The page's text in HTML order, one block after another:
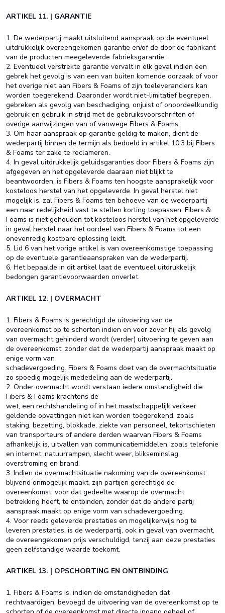
ARTIKEL 11. | GARANTIE
1. De wederpartij maakt uitsluitend aanspraak op de eventueel
uitdrukkelijk overeengekomen garantie en/of de door de fabrikant
van de producten meegeleverde fabrieksgarantie.
2. Eventueel verstrekte garantie vervalt in elk geval indien een
gebrek het gevolg is van een van buiten komende oorzaak of voor
het overige niet aan Fibers & Foams of zijn toeleveranciers kan
worden toegerekend. Daaronder wordt niet-limitatief begrepen,
gebreken als gevolg van beschadiging, onjuist of onoordeelkundig
gebruik en gebruik in strijd met de gebruiksvoorschriften of
overige aanwijzingen van of vanwege Fibers & Foams.
3. Om haar aanspraak op garantie geldig te maken, dient de
wederpartij binnen de termijn als bedoeld in artikel 10.3 bij Fibers
& Foams ter zake te reclameren.
4. In geval uitdrukkelijk geluidsgaranties door Fibers & Foams zijn
afgegeven en het opgeleverde daaraan niet blijkt te
beantwoorden, is Fibers & Foams ten hoogste aansprakelijk voor
kosteloos herstel van het opgeleverde. In geval herstel niet
mogelijk is, zal Fibers & Foams ten behoeve van de wederpartij
een naar redelijkheid vast te stellen korting toepassen. Fibers &
Foams is niet gehouden tot kosteloos herstel van het opgeleverde
in geval herstel naar het oordeel van Fibers & Foams tot een
onevenredig kostbare oplossing leidt.
5. Lid 6 van het vorige artikel is van overeenkomstige toepassing
op de eventuele garantieaanspraken van de wederpartij.
6. Het bepaalde in dit artikel laat de eventueel uitdrukkelijk
bedongen garantievoorwaarden onverlet.
ARTIKEL 12. | OVERMACHT
1. Fibers & Foams is gerechtigd de uitvoering van de
overeenkomst op te schorten indien en voor zover hij als gevolg
van overmacht gehinderd wordt (verder) uitvoering te geven aan
de overeenkomst, zonder dat de wederpartij aanspraak maakt op
enige vorm van
schadevergoeding. Fibers & Foams doet van de overmachtsituatie
zo spoedig mogelijk mededeling aan de wederpartij.
2. Onder overmacht wordt verstaan iedere omstandigheid die
Fibers & Foams krachtens de
wet, een rechtshandeling of in het maatschappelijk verkeer
geldende opvattingen niet kan worden toegerekend, zoals
staking, bezetting, blokkade, ziekte van personeel, tekortschieten
van transporteurs of andere derden waarvan Fibers & Foams
afhankelijk is, uitvallen van communicatiemiddelen, zoals telefonie
en internet, natuurrampen, slecht weer, blikseminslag,
overstroming en brand.
3. Indien de overmachtsituatie nakoming van de overeenkomst
blijvend onmogelijk maakt, zijn partijen gerechtigd de
overeenkomst, voor dat gedeelte waarop de overmacht
betrekking heeft, te ontbinden, zonder dat de andere partij
aanspraak maakt op enige vorm van schadevergoeding.
4. Voor reeds geleverde prestaties en mogelijkerwijs nog te
leveren prestaties, is de wederpartij, ook in geval van overmacht,
de overeengekomen prijs verschuldigd, tenzij aan deze prestaties
geen zelfstandige waarde toekomt.
ARTIKEL 13. | OPSCHORTING EN ONTBINDING
1. Fibers & Foams is, indien de omstandigheden dat
rechtvaardigen, bevoegd de uitvoering van de overeenkomst op te